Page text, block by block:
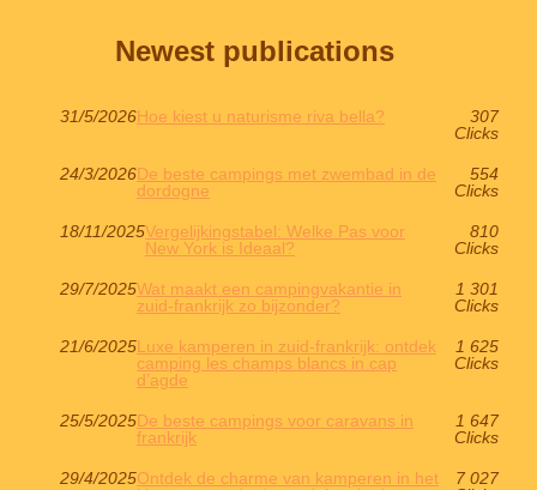
Newest publications
31/5/2026Hoe kiest u naturisme riva bella?
307
Clicks
24/3/2026De beste campings met zwembad in de
dordogne
554
Clicks
18/11/2025Vergelijkingstabel: Welke Pas voor
New York is Ideaal?
810
Clicks
29/7/2025Wat maakt een campingvakantie in
zuid-frankrijk zo bijzonder?
1 301
Clicks
21/6/2025Luxe kamperen in zuid-frankrijk: ontdek
camping les champs blancs in cap
d’agde
1 625
Clicks
25/5/2025De beste campings voor caravans in
frankrijk
1 647
Clicks
29/4/2025Ontdek de charme van kamperen in het
7 027